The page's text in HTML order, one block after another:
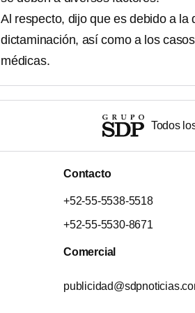
Al respecto, dijo que es debido a
dictaminación, así como a los
médicas.
Todos
Contacto
+52-55-5538-5518
+52-55-5530-8671
Comercial